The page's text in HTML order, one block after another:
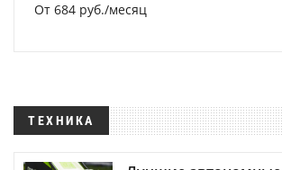
От 684 руб./месяц
ТЕХНИКА